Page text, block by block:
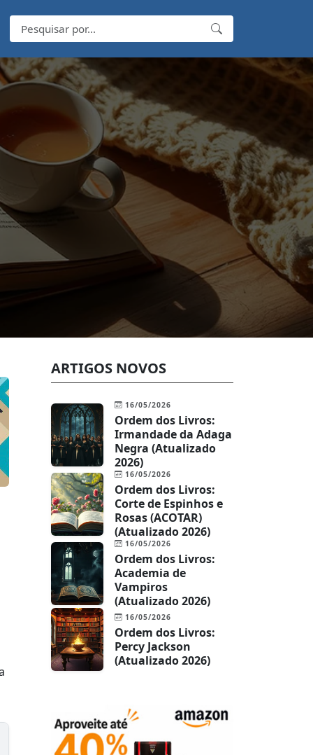
ARTIGOS NOVOS
16/05/2026
Ordem dos Livros:
Irmandade da Adaga
Negra (Atualizado
2026)
16/05/2026
Ordem dos Livros:
Corte de Espinhos e
Rosas (ACOTAR)
(Atualizado 2026)
16/05/2026
Ordem dos Livros:
Academia de
Vampiros
(Atualizado 2026)
16/05/2026
Ordem dos Livros:
Percy Jackson
(Atualizado 2026)